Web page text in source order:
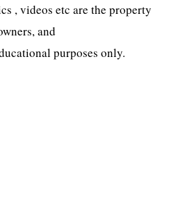
, videos etc are the property
and
purposes only.